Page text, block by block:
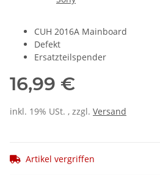
CUH 2016A Mainboard
Defekt
Ersatzteilspender
16,99 €
inkl. 19% USt. , zzgl. Versand
Artikel vergriffen